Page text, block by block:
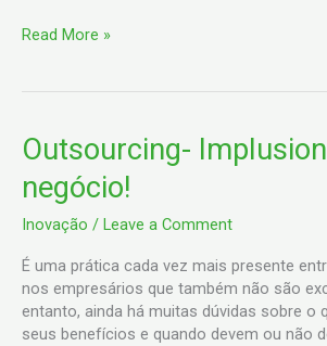
Read More »
Outsourcing-
negócio!
Inovação / Leave a Comment
É uma prática cada vez mais presente
nos empresários que também não são
entanto, ainda há muitas dúvidas sobre o
seus benefícios e quando devem ou não
Outsourcing-
Implusione
o
negócio!